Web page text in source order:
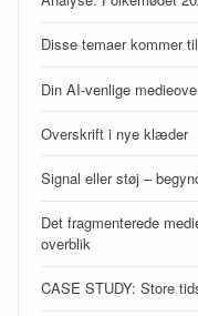
Disse temaer kommer
Din AI-venlige
Overskrift i nye klæder
Signal eller støj –
Det fragmenterede
overblik
CASE STUDY: Store